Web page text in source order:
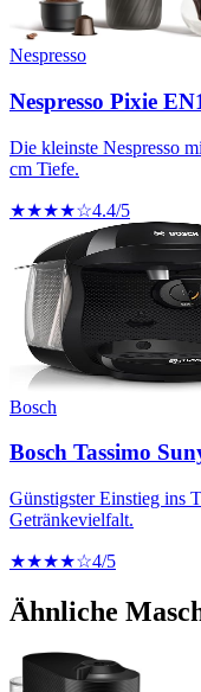
Nespresso
Nespresso Pixie
Die kleinste Nespresso
cm Tiefe.
★★★★☆4.4/5
Bosch
Bosch Tassimo
Günstigster Einstieg ins
Getränkevielfalt.
★★★★☆4/5
Ähnliche